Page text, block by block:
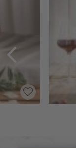
Zurück